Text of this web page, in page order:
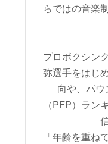
らではの音楽
プロボクシン
弥選手をはじ
向や、パ
（PFP）ラン
「年齢を重ね